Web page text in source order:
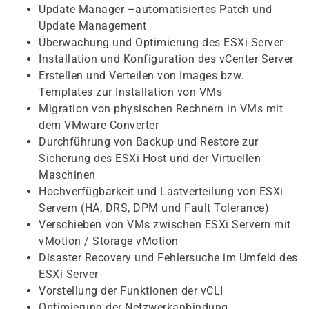
Update Manager –automatisiertes Patch und
Update Management
Überwachung und Optimierung des ESXi Server
Installation und Konfiguration des vCenter Server
Erstellen und Verteilen von Images bzw.
Templates zur Installation von VMs
Migration von physischen Rechnern in VMs mit
dem VMware Converter
Durchführung von Backup und Restore zur
Sicherung des ESXi Host und der Virtuellen
Maschinen
Hochverfügbarkeit und Lastverteilung von ESXi
Servern (HA, DRS, DPM und Fault Tolerance)
Verschieben von VMs zwischen ESXi Servern mit
vMotion / Storage vMotion
Disaster Recovery und Fehlersuche im Umfeld des
ESXi Server
Vorstellung der Funktionen der vCLI